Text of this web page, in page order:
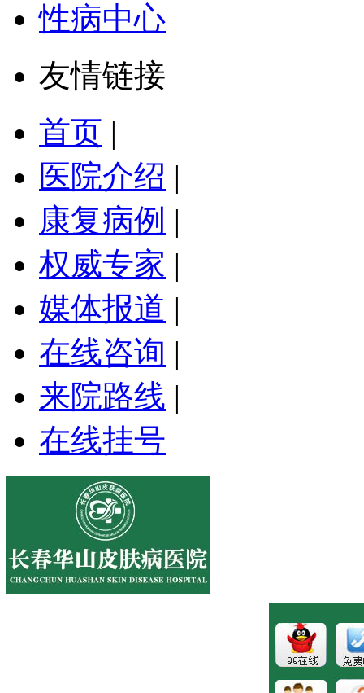
性病中心
友情链接
首页 |
医院介绍 |
康复病例 |
权威专家 |
媒体报道 |
在线咨询 |
来院路线 |
在线挂号